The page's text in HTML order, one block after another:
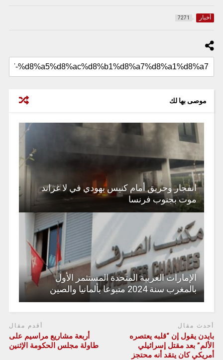
أخبار 7271
موصى بها لك
انفجار وحريق أمام كنيس يهودي في لا غراند
موت بجنوب فرنسا
الإمارات العربية المتحدة المستثمر الأول
بالمغرب سنة 2024 متبوعا بألمانيا والصين
أحدث مقال
بايدن يقول إن “قلبه يعتصره
الألم” بعد مقتل إسرائيلي
أمريكي كان يتقد أنه محتجز
أقدم مقال
أربعة مشاريع مراسيم على
طاولة مجلس الحكومة الإثنين